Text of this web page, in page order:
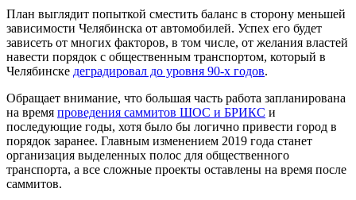
План выглядит попыткой сместить баланс в сторону меньшей
зависимости Челябинска от автомобилей. Успех его будет
зависеть от многих факторов, в том числе, от желания властей
навести порядок с общественным транспортом, который в
Челябинске деградировал до уровня 90-х годов.
Обращает внимание, что большая часть работа запланирована
на время проведения саммитов ШОС и БРИКС и
последующие годы, хотя было бы логично привести город в
порядок заранее. Главным изменением 2019 года станет
организация выделенных полос для общественного
транспорта, а все сложные проекты оставлены на время после
саммитов.